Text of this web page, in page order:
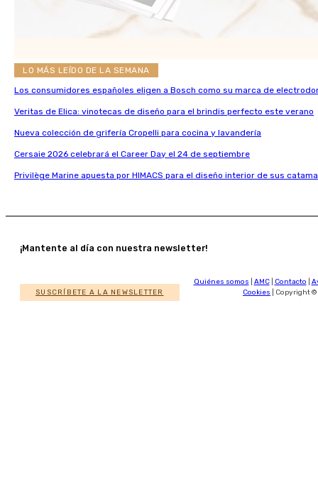
LO MÁS LEÍDO DE LA SEMANA
Los consumidores españoles eligen a Bosch como su marca de
Veritas de Elica: vinotecas de diseño para el brindis perfecto este verano
Nueva colección de grifería Cropelli para cocina y lavandería
Cersaie 2026 celebrará el Career Day el 24 de septiembre
Privilège Marine apuesta por HIMACS para el diseño interior de sus
¡Mantente al día con nuestra newsletter!
SUSCRÍBETE A LA NEWSLETTER
Quiénes somos AMC| Contacto
Cookies | Copyright